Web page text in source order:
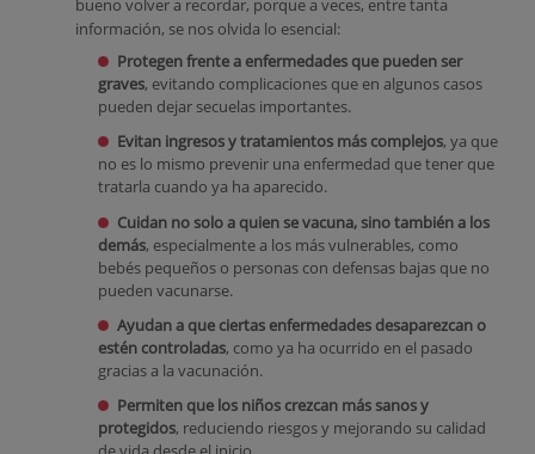
bueno volver a recordar, porque a veces, entre tanta
información, se nos olvida lo esencial:
Protegen frente a enfermedades que pueden ser
graves, evitando complicaciones que en algunos casos
pueden dejar secuelas importantes.
Evitan ingresos y tratamientos más complejos, ya que
no es lo mismo prevenir una enfermedad que tener que
tratarla cuando ya ha aparecido.
Cuidan no solo a quien se vacuna, sino también a los
demás, especialmente a los más vulnerables, como
bebés pequeños o personas con defensas bajas que no
pueden vacunarse.
Ayudan a que ciertas enfermedades desaparezcan o
estén controladas, como ya ha ocurrido en el pasado
gracias a la vacunación.
Permiten que los niños crezcan más sanos y
protegidos, reduciendo riesgos y mejorando su calidad